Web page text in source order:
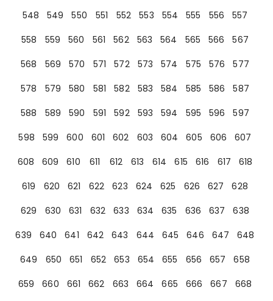
548
549 550 551 552 553 554 555 556
557
558
559 560 561 562 563 564 565 566
567
568
569 570 571 572 573 574 575 576
577
578
579 580 581 582 583 584 585 586
587
588
589 590 591 592 593 594 595 596
597
598
599 600 601 602 603 604 605 606
607
608
609 610 611 612 613 614 615 616 617
618
619
620 621 622 623 624 625 626 627
628
629
630 631 632 633 634 635 636 637
638
639
640 641 642 643 644 645 646 647
648
649
650 651 652 653 654 655 656 657
658
659
660 661 662 663 664 665 666 667
668